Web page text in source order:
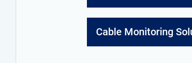
Cable Monitoring